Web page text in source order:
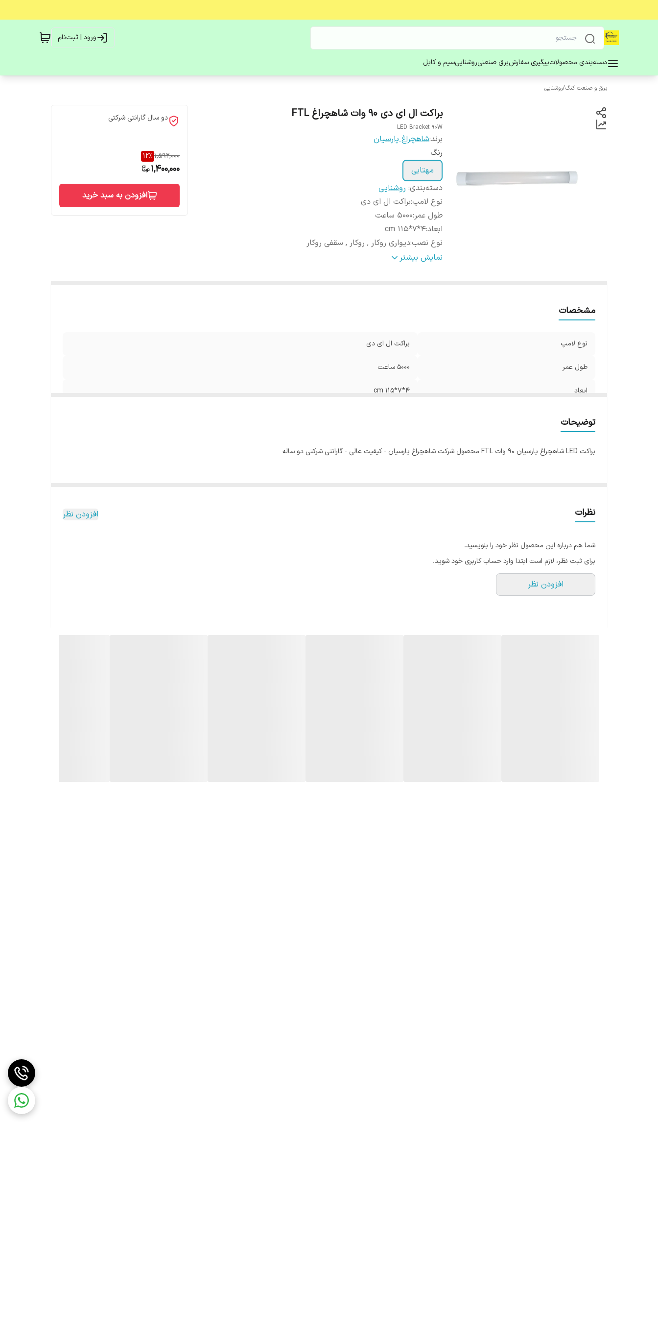
ورود | ثبت‌نام
دسته‌بندی محصولاتپیگیری سفارشبرق صنعتیروشناییسیم و کابل
برق و صنعت کنگ/روشنایی
براکت ال ای دی 90 وات شاهچراغ FTL
LED Bracket 90W
برند:شاهچراغ پارسیان
رنگ
مهتابی
دسته‌بندی: روشنایی
نوع لامپ:براکت ال ای دی
طول عمر:5000 ساعت
ابعاد:
4*7*115 cm
نوع نصب:دیواری روکار , روکار , سقفی روکار
شار نوری:9000 لومن
نمایش بیشتر
دو سال گارانتی شرکتی
1,592,000
12%
1,400,000
افزودن به سبد خرید
مشخصات
نوع لامپ براکت ال ای دی
طول عمر 5000 ساعت
ابعاد 4*7*115 cm
توضیحات
براکت LED شاهچراغ پارسیان 90 وات FTL محصول شرکت شاهچراغ پارسیان - کیفیت عالی - گارانتی شرکتی دو ساله
نظرات افزودن نظر
شما هم درباره این محصول نظر خود را بنویسید.
برای ثبت نظر، لازم است ابتدا وارد حساب کاربری خود شوید.
افزودن نظر